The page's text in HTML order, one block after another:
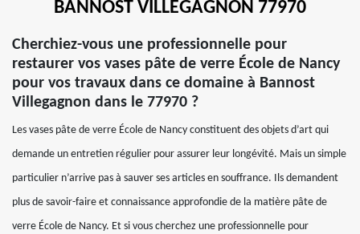
BANNOST VILLEGAGNON 77970
Cherchiez-vous une professionnelle pour
restaurer vos vases pâte de verre École de Nancy
pour vos travaux dans ce domaine à Bannost
Villegagnon dans le 77970 ?
Les vases pâte de verre École de Nancy constituent des objets d’art qui
demande un entretien régulier pour assurer leur longévité. Mais un simple
particulier n’arrive pas à sauver ses articles en souffrance. Ils demandent
plus de savoir-faire et connaissance approfondie de la matière pâte de
verre École de Nancy. Et si vous cherchez une professionnelle pour